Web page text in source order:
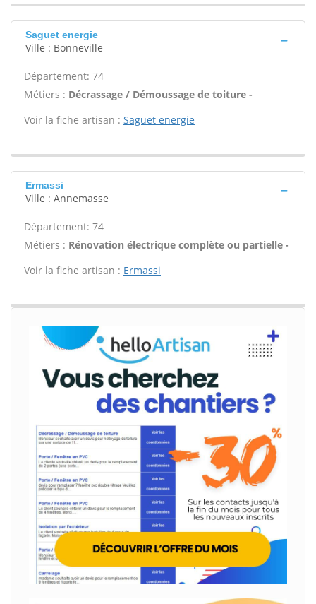
Saguet energie
Ville : Bonneville
Département: 74
Métiers : Décrassage / Démoussage de toiture -
Voir la fiche artisan : Saguet energie
Ermassi
Ville : Annemasse
Département: 74
Métiers : Rénovation électrique complète ou partielle -
Voir la fiche artisan : Ermassi